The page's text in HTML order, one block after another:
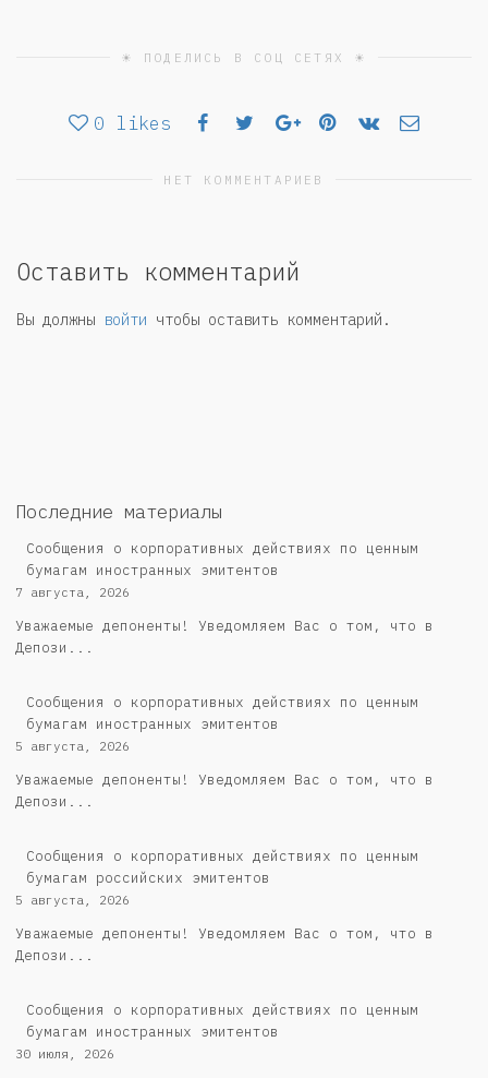
☀ ПОДЕЛИСЬ В СОЦ СЕТЯХ ☀
0 likes
НЕТ КОММЕНТАРИЕВ
Оставить комментарий
Вы должны войти чтобы оставить комментарий.
Последние материалы
Сообщения о корпоративных действиях по ценным
бумагам иностранных эмитентов
7 августа, 2026
Уважаемые депоненты! Уведомляем Вас о том, что в
Депози...
Сообщения о корпоративных действиях по ценным
бумагам иностранных эмитентов
5 августа, 2026
Уважаемые депоненты! Уведомляем Вас о том, что в
Депози...
Cообщения о корпоративных действиях по ценным
бумагам российских эмитентов
5 августа, 2026
Уважаемые депоненты! Уведомляем Вас о том, что в
Депози...
Сообщения о корпоративных действиях по ценным
бумагам иностранных эмитентов
30 июля, 2026